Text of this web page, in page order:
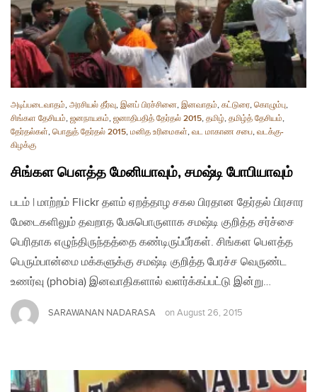
அடிப்படைவாதம், அரசியல் தீர்வு, இனப் பிரச்சினை, இனவாதம், கட்டுரை, கொழும்பு,
சிங்கள தேசியம், ஜனநாயகம், ஜனாதிபதித் தேர்தல் 2015, தமிழ், தமிழ்த் தேசியம்,
தேர்தல்கள், பொதுத் தேர்தல் 2015, மனித உரிமைகள், வட மாகாண சபை, வடக்கு-
கிழக்கு
சிங்கள பௌத்த மேனியாவும், சமஷ்டி போபியாவும்
படம் | மாற்றம் Flickr தளம் ஏறத்தாழ சகல பிரதான தேர்தல் பிரசார
மேடைகளிலும் தவறாத பேசுபொருளாக சமஷ்டி குறித்த சர்ச்சை
பெரிதாக எழுந்திருந்தத்தை கண்டிருப்பீர்கள். சிங்கள பௌத்த
பெரும்பான்மை மக்களுக்கு சமஷ்டி குறித்த பேரச்ச வெருண்ட
உணர்வு (phobia) இனவாதிகளால் வளர்க்கப்பட்டு இன்று…
SARAWANAN NADARASA on August 26, 2015